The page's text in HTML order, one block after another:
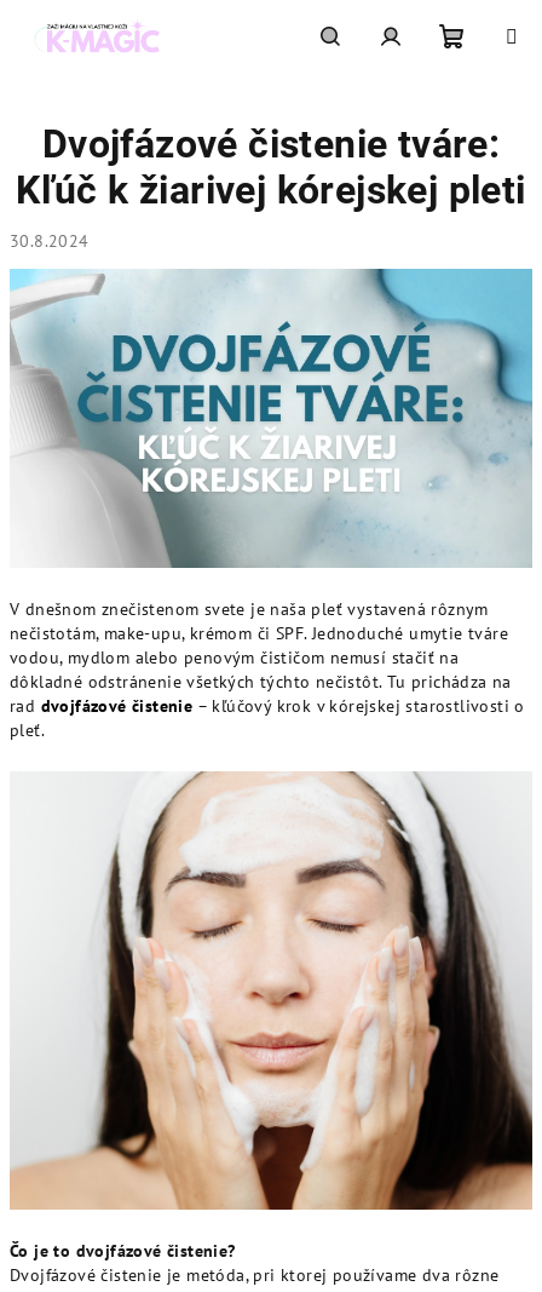
košík
Dvojfázové čistenie tváre:
Kľúč k žiarivej kórejskej pleti
30.8.2024
V dnešnom znečistenom svete je naša pleť vystavená rôznym
nečistotám, make-upu, krémom či SPF. Jednoduché umytie tváre
vodou, mydlom alebo penovým čističom nemusí stačiť na
dôkladné odstránenie všetkých týchto nečistôt. Tu prichádza na
rad dvojfázové čistenie – kľúčový krok v kórejskej starostlivosti o
pleť.
Čo je to dvojfázové čistenie?
Dvojfázové čistenie je metóda, pri ktorej používame dva rôzne